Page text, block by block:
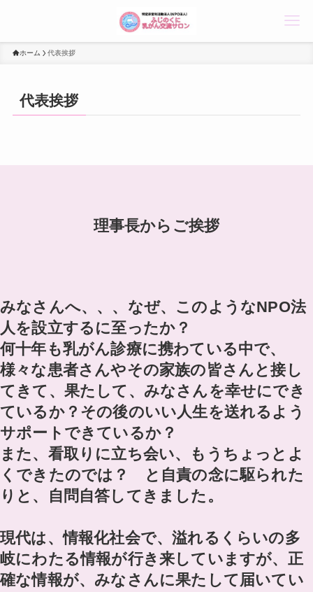
ホーム 代表挨拶
代表挨拶
理事長からご挨拶
みなさんへ、、、なぜ、このようなNPO法
人を設立するに至ったか？
何十年も乳がん診療に携わている中で、
様々な患者さんやその家族の皆さんと接し
てきて、果たして、みなさんを幸せにでき
ているか？その後のいい人生を送れるよう
サポートできているか？
また、看取りに立ち会い、もうちょっとよ
くできたのでは？ と自責の念に駆られた
りと、自問自答してきました。
現代は、情報化社会で、溢れるくらいの多
岐にわたる情報が行き来していますが、正
確な情報が、みなさんに果たして届いてい